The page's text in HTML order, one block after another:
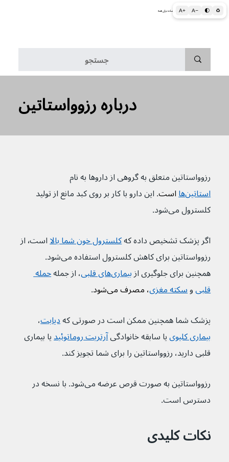
A+ A− 🌓 ♻ اطلاعات پزشکی و بهداشتی به زبان ساده برای همه
درباره رزوواستاتین
رزوواستاتین متعلق به گروهی از داروها به نام
استاتین‌ها است. این دارو با کار بر روی کبد مانع از تولید
کلسترول می‌شود.
اگر پزشک تشخیص داده که کلسترول خون شما بالا
است٬ از
رزوواستاتین برای کاهش کلسترول استفاده می‌شود.
همچنین برای جلوگیری از بیماری‌های قلبی ، از جمله حمله
قلبی و سکته مغزی، مصرف می‌شود
.
پزشک شما همچنین ممکن است در صورتی که دیابت،
بیماری کلیوی یا سابقه خانوادگی آرتریت روماتوئید یا بیماری
قلبی دارید، رزوواستاتین را برای شما تجویز کند.
رزوواستاتین به صورت قرص عرضه می‌شود. با نسخه در
دسترس است.
نکات کلیدی